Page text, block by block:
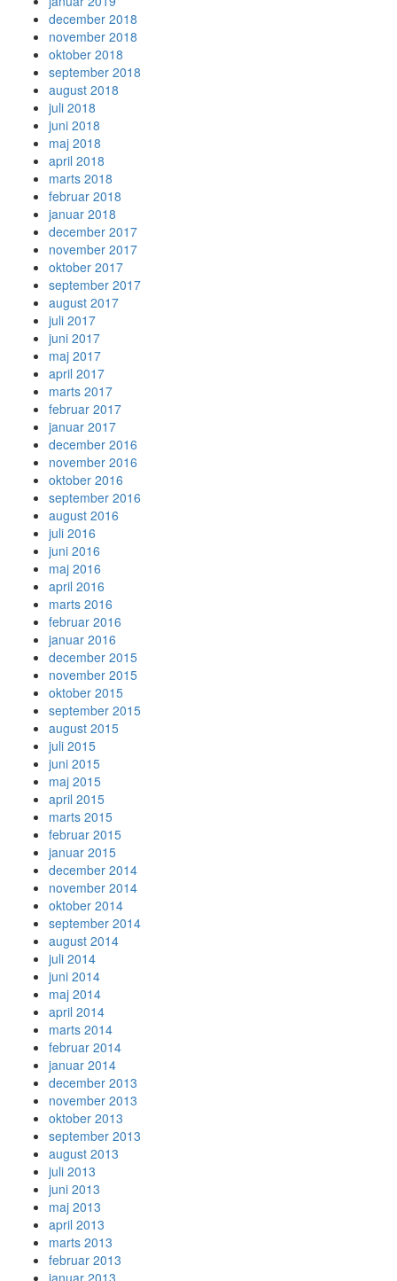
december 2018
november 2018
oktober 2018
september 2018
august 2018
juli 2018
juni 2018
maj 2018
april 2018
marts 2018
februar 2018
januar 2018
december 2017
november 2017
oktober 2017
september 2017
august 2017
juli 2017
juni 2017
maj 2017
april 2017
marts 2017
februar 2017
januar 2017
december 2016
november 2016
oktober 2016
september 2016
august 2016
juli 2016
juni 2016
maj 2016
april 2016
marts 2016
februar 2016
januar 2016
december 2015
november 2015
oktober 2015
september 2015
august 2015
juli 2015
juni 2015
maj 2015
april 2015
marts 2015
februar 2015
januar 2015
december 2014
november 2014
oktober 2014
september 2014
august 2014
juli 2014
juni 2014
maj 2014
april 2014
marts 2014
februar 2014
januar 2014
december 2013
november 2013
oktober 2013
september 2013
august 2013
juli 2013
juni 2013
maj 2013
april 2013
marts 2013
februar 2013
januar 2013